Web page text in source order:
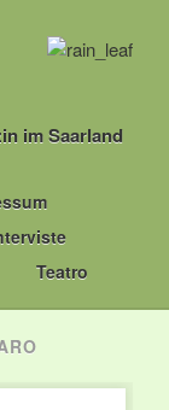
im Saarland
Teatro